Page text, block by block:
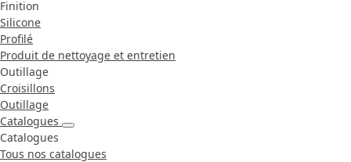
Finition
Silicone
Profilé
Produit de nettoyage et entretien
Outillage
Croisillons
Outillage
Catalogues
Catalogues
Tous nos catalogues